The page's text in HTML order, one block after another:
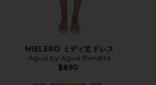
MIELERO ミディ丈ドレス
Agua by Agua Bendita
$890